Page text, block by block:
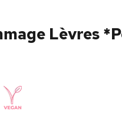
Lèvres